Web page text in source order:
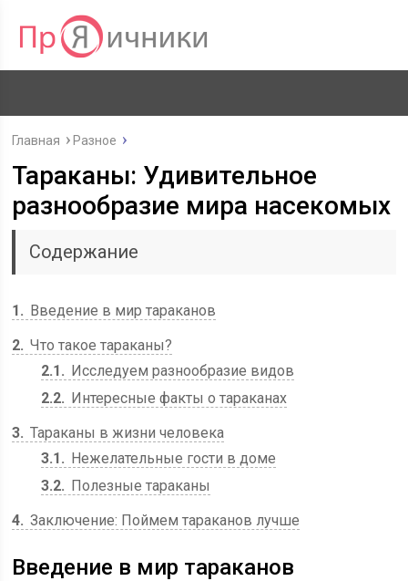
Главная Разное
Тараканы: Удивительное
разнообразие мира насекомых
Содержание
1
Введение в мир тараканов
2 Что такое тараканы?
2.1
Исследуем разнообразие видов
2.2
Интересные факты о тараканах
3 Тараканы в жизни человека
3.1
Нежелательные гости в доме
3.2
Полезные тараканы
4 Заключение: Поймем тараканов лучше
Введение в мир тараканов